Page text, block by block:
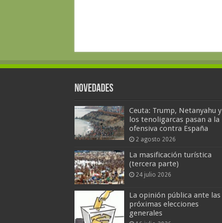
Novedades
Ceuta: Trump, Netanyahu y
los tenoligarcas pasan a la
ofensiva contra España
2 agosto 2026
La masificación turística
(tercera parte)
24 julio 2026
La opinión pública ante las
próximas elecciones
generales